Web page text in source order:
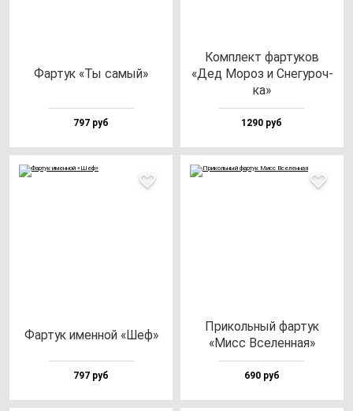
Фар­тук «Ты са­мый»
797 руб
Ком­плект фар­ту­ков
«Дед Мороз и Сне­гу­роч­
ка»
1290 руб
Фар­тук имен­ной «Шеф»
797 руб
При­коль­ный фар­тук
«Мисс Все­лен­ная»
690 руб